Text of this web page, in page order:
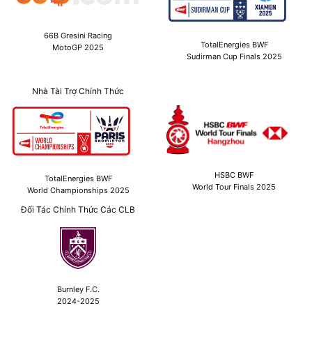
66B Gresini Racing
MotoGP 2025
TotalEnergies BWF
Sudirman Cup Finals 2025
Nhà Tài Trợ Chính Thức
TotalEnergies BWF
World Championships 2025
HSBC BWF
World Tour Finals 2025
Đối Tác Chính Thức Các CLB
Burnley F.C.
2024-2025